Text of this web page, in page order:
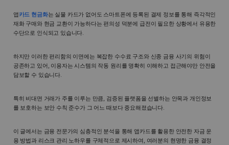
앱카드 현금화는 실물 카드가 없어도 스마트폰에 등록된 결제 정보를 통해 즉각적인
재화 구매와 현금 교환이 가능하다는 편의성 덕분에 급전이 필요한 상황에서 유용한
수단으로 인식되고 있습니다.
하지만 이러한 편리함의 이면에는 복잡한 수수료 구조와 신종 금융 사기의 위험이
공존하고 있어, 이용자는 시스템의 작동 원리를 명확히 이해하고 접근해야만 안전을
담보할 수 있습니다.
특히 비대면 거래가 주를 이루는 만큼, 검증된 플랫폼을 선별하는 안목과 개인정보
를 보호하는 보안 수칙 준수가 그 어느 때보다 중요해졌습니다.
이 글에서는 금융 전문가의 심층적인 분석을 통해 앱카드를 활용한 안전한 자금 운
용 방법과 리스크 관리 노하우를 구체적으로 제시하여, 여러분의 현명한 금융 결정